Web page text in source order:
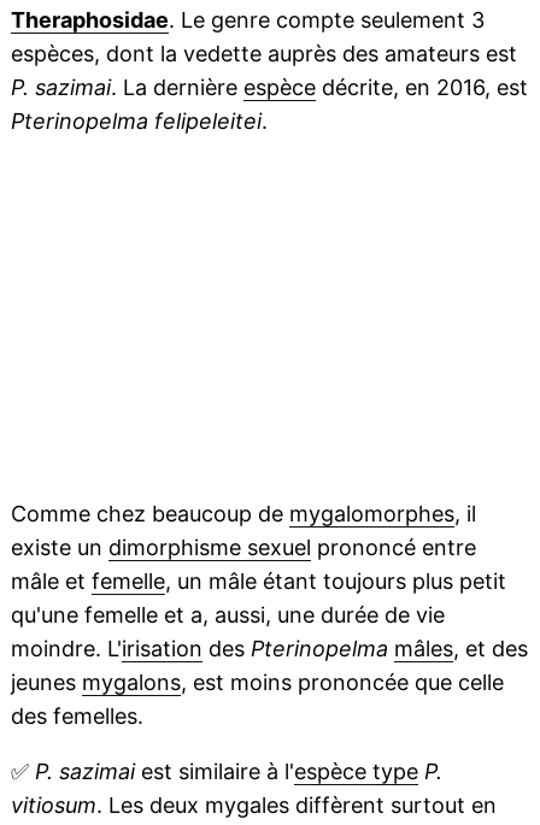
Theraphosidae. Le genre compte seulement 3
espèces, dont la vedette auprès des amateurs est
P. sazimai. La dernière espècedécrite, en 2016, est
Pterinopelma felipeleitei.
Comme chez beaucoup de mygalomorphes, il
existe un dimorphisme sexuel prononcé entre
mâle et femelle, un mâle étant toujours plus petit
qu'une femelle et a, aussi, une durée de vie
moindre. L'irisation des Pterinopelma mâles, et des
jeunes mygalons, est moins prononcée que celle
des femelles.
✅ P. sazimaiest similaire à l'espèce type P.
vitiosum. Les deux mygales diffèrent surtout en